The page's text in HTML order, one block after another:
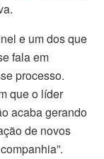
e um dos que
fala em
processo.
que o líder
acaba gerando
de novos